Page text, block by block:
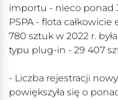
importu - nieco ponad
PSPA - flota
780 sztuk w 2022 r.
typu plug-in - 29 407
- Liczba rejestracji
powiększyła się o